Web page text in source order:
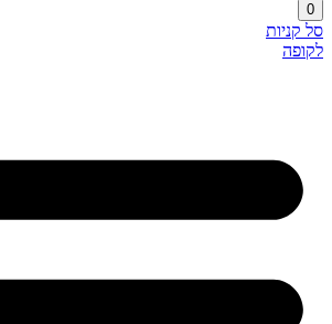
0
סל קניות
לקופה